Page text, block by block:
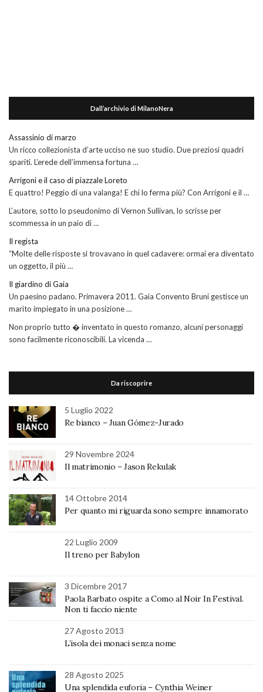
Dall’archivio di MilanoNera
Assassinio di marzo
Un ricco collezionista d’arte ucciso ne suo studio. Due preziosi quadri
spariti. L’erede dell’immensa fortuna …
Arrigoni e il caso di piazzale Loreto
E quattro! Peggio di una valanga! E chi lo ferma più? Con Arrigoni e il …
L’autore, sotto lo pseudonimo di Vernon Sullivan, lo scrisse per
scommessa in un paio di …
Il regista
“Molte delle risposte si trovavano in quel cadavere: ormai era diventato
un oggetto, il più …
Il giardino di Gaia
Un paesino padano. Primavera 2011. Gaia Convento Bruni gestisce un
marito impiegato in una posizione …
Non proprio tutto � inventato in questo romanzo, alcuni personaggi
sono facilmente riconoscibili. La vicenda …
Da riscoprire
5 Luglio 2022
Re bianco – Juan Gómez-Jurado
29 Novembre 2024
Il matrimonio – Jason Rekulak
14 Ottobre 2014
Per quanto mi riguarda sono sempre innamorato
22 Luglio 2009
Il treno per Babylon
3 Dicembre 2017
Paola Barbato ospite a Como al Noir In Festival.
Non ti faccio niente
27 Agosto 2013
L’isola dei monaci senza nome
28 Agosto 2025
Una splendida euforia – Cynthia Weiner